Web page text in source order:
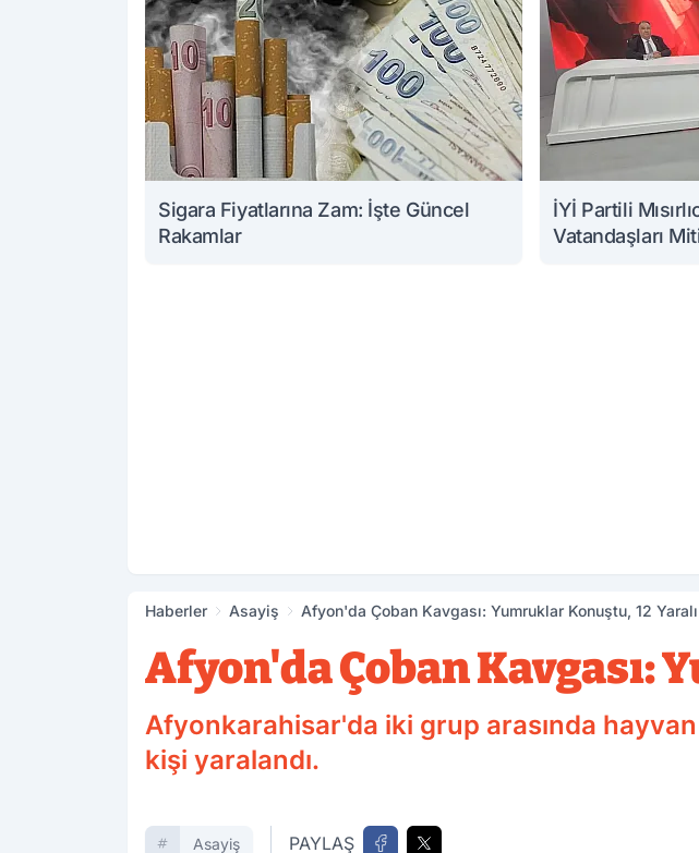
Sigara Fiyatlarına Zam: İşte Güncel
Rakamlar
İYİ Partili
Vatandaşları
Haberler Asayiş Afyon'da Çoban Kavgası: Yumruklar Konuştu, 12 Yaralı
Afyon'da Çoban Kavgası:
Afyonkarahisar'da iki grup arasında
kişi yaralandı.
Asayiş PAYLAŞ